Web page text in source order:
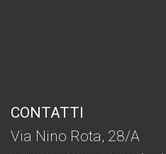
CONTATTI
Via Nino Rota, 28/A